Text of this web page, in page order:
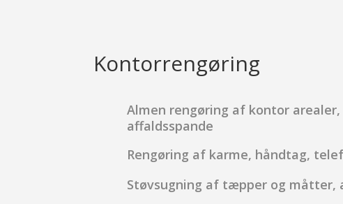
Kontorrengøring
Almen rengøring af kontor
affaldsspande
Rengøring af karme, håndtag,
Støvsugning af tæpper og måtter,